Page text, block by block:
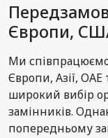
Європи,
Ми
Європи, Азії,
широкий вибір
замінників.
попередньому